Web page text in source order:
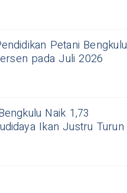
Petani Bengkulu
pada Juli 2026
Naik 1,73
Ikan Justru Turun